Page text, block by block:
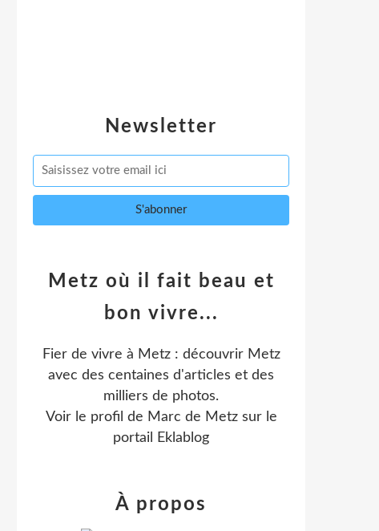
Newsletter
Metz où il fait beau et
bon vivre...
Fier de vivre à Metz : découvrir Metz
avec des centaines d'articles et des
milliers de photos.
Voir le profil de Marc de Metzsur le
portail Eklablog
À propos